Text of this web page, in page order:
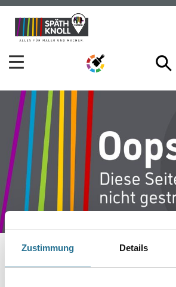
Zustimmung Details
Zum
Inhalt
Zum
Navigationsmenü